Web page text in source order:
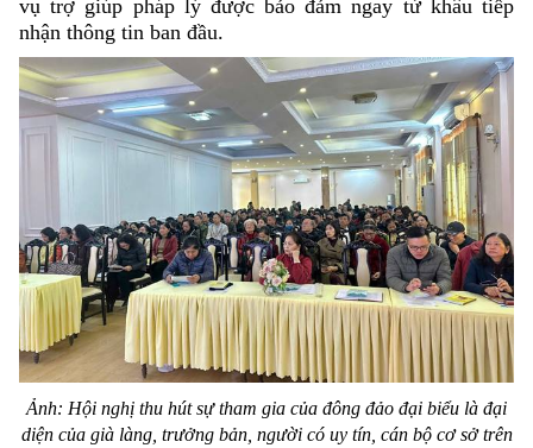
vụ trợ giúp pháp lý được bảo đảm ngay từ khâu tiếp
nhận thông tin ban đầu.
Ảnh: Hội nghị thu hút sự tham gia của đông đảo đại biểu là đại
diện của già làng, trưởng bản, người có uy tín, cán bộ cơ sở trên